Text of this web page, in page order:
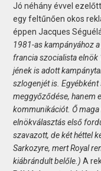
Jó néhány évvel
egy feltűnően okos
éppen Jacques
1981-as kampányához
francia szocialista
jének is adott
szlogenjét is.
meggyőződése, hanem
kommunikációt. Ő
elnökválasztás első
szavazott, de két héttel
Sarkozyre, mert Royal
kiábrándult belőle.) A